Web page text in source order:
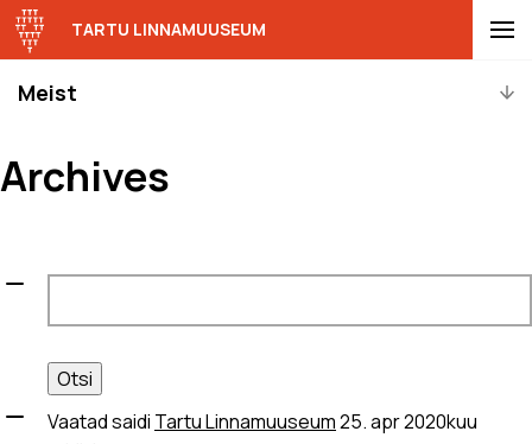
Meist
TARTU LINNAMUUSEUM
Archives
Otsi:
Vaatad saidi Tartu Linnamuuseum25. apr 2020kuu